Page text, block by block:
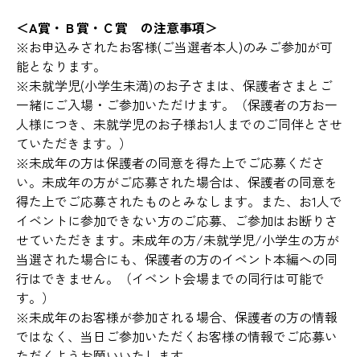
＜A賞・Ｂ賞・Ｃ賞 の注意事項＞
※お申込みされたお客様(ご当選者本人)のみご参加が可
能となります。
※未就学児(小学生未満)のお子さまは、保護者さまとご
一緒にご入場・ご参加いただけます。（保護者の方お一
人様につき、未就学児のお子様お1人までのご同伴とさせ
ていただきます。）
※未成年の方は保護者の同意を得た上でご応募くださ
い。未成年の方がご応募された場合は、保護者の同意を
得た上でご応募されたものとみなします。また、お1人で
イベントに参加できない方のご応募、ご参加はお断りさ
せていただきます。未成年の方/未就学児/小学生の方が
当選された場合にも、保護者の方のイベント本編への同
行はできません。（イベント会場までの同行は可能で
す。）
※未成年のお客様が参加される場合、保護者の方の情報
ではなく、当日ご参加いただくお客様の情報でご応募い